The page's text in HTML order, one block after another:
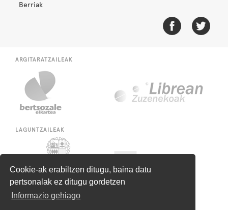
Cookie-ak erabiltzen ditugu, baina datu
pertsonalak ez ditugu gordetzen
Informazio gehiago
Berriak
ARGITARATZAILEAK
LAGUNTZAILEAK